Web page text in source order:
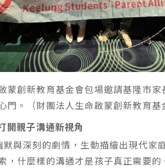
蒙創新教育基金會包場邀請基隆市
門。（財團法人生命啟蒙創新教育基
開親子溝通新視角
默與深刻的劇情，生動描繪出現代家
，什麼樣的溝通才是孩子真正需要